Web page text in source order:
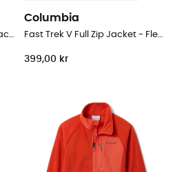
Hikebound II Jacket - Regnjacka - Børn
Columbia
Fast Trek V Full Zip Jacket - Fleecetröjor - Børn
399,00 kr